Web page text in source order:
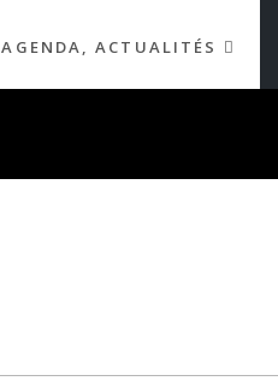
AGENDA, ACTUALITÉS